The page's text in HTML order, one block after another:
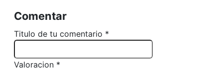
Comentar
Titulo de tu comentario *
Valoracion *